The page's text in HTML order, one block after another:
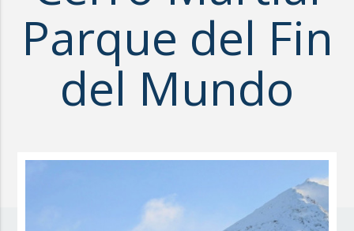
Parque del Fin
del Mundo